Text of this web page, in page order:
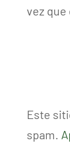
vez
Este
spam.